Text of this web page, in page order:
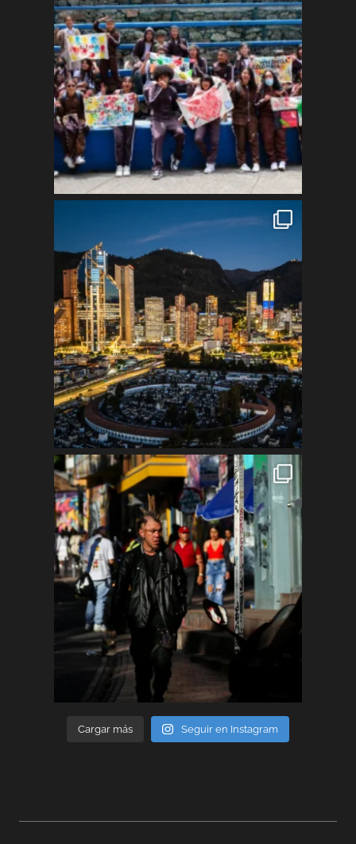
Cargar más Seguir en Instagram